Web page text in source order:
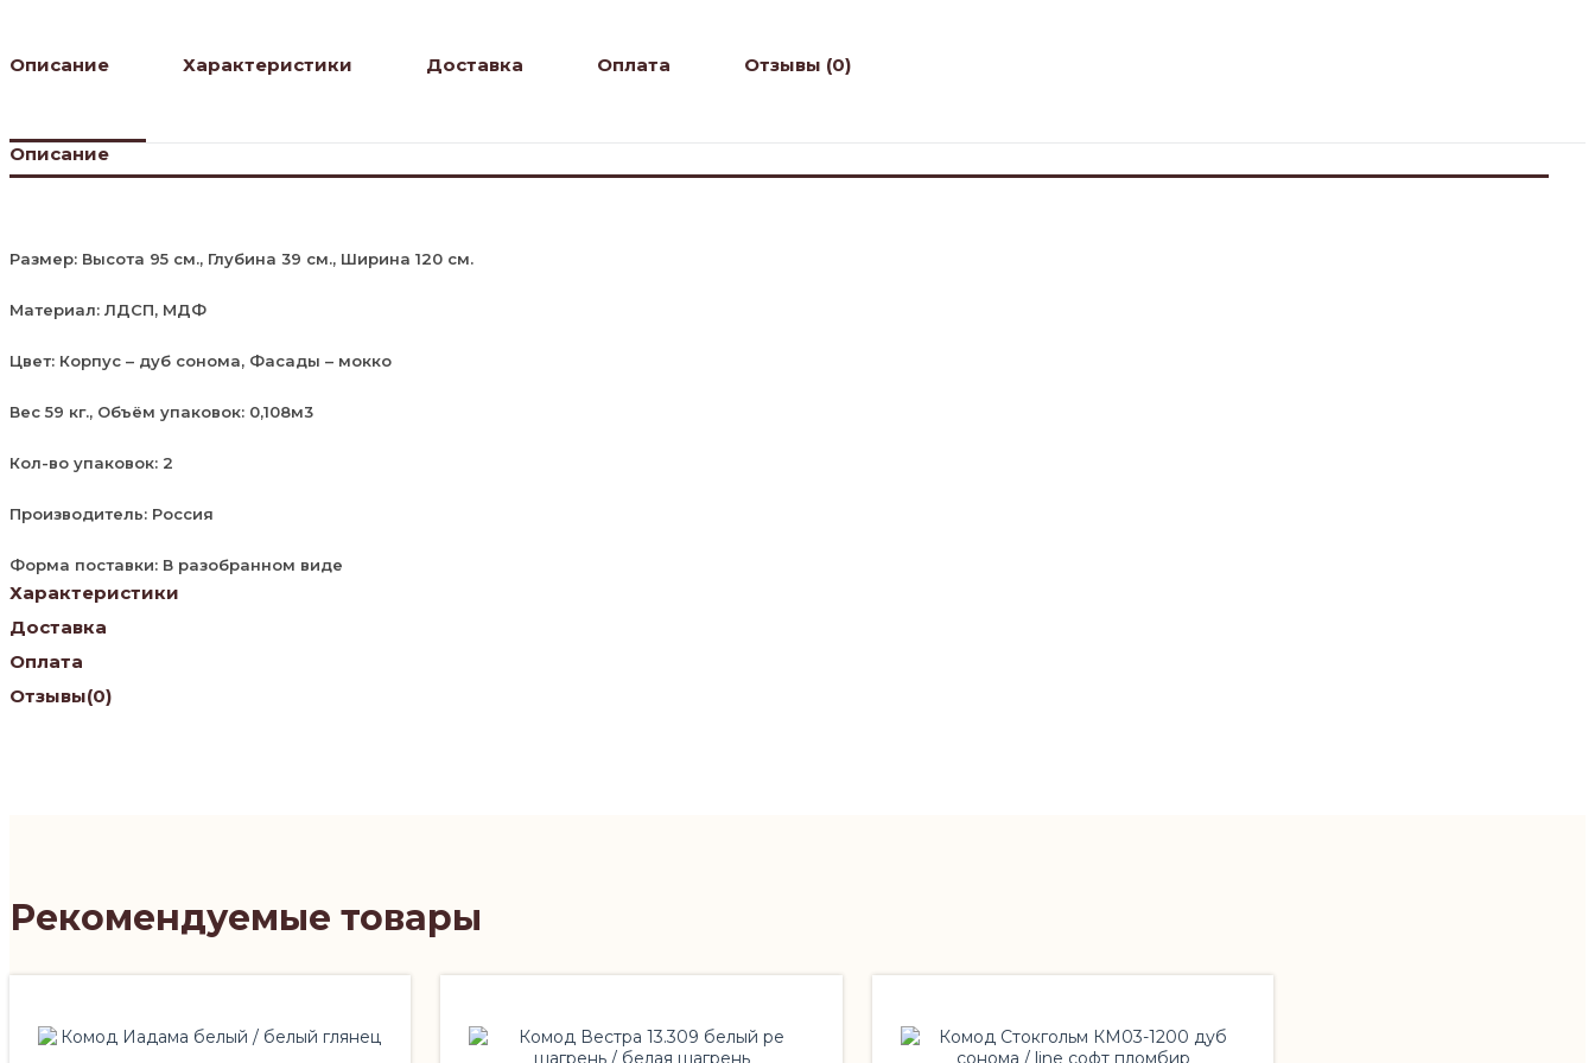
Описание Характеристики Доставка Оплата Отзывы (0)
Описание
Размер: Высота 95 см., Глубина 39 см., Ширина 120 см.
Материал: ЛДСП, МДФ
Цвет: Корпус – дуб сонома, Фасады – мокко
Вес 59 кг., Объём упаковок: 0,108м3
Кол-во упаковок: 2
Производитель: Россия
Форма поставки: В разобранном виде
Характеристики
Доставка
Оплата
Отзывы(0)
Рекомендуемые товары